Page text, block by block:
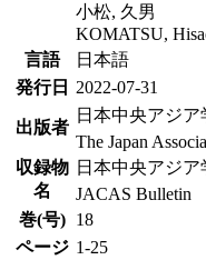
小松, 久男
KOMATSU,
言語
日本語
発行日
2022-07-31
出版者
日本中央アジア
The Japan
収録物
名
日本中央アジア
JACAS Bulletin
巻(号)
18
ページ 1-25